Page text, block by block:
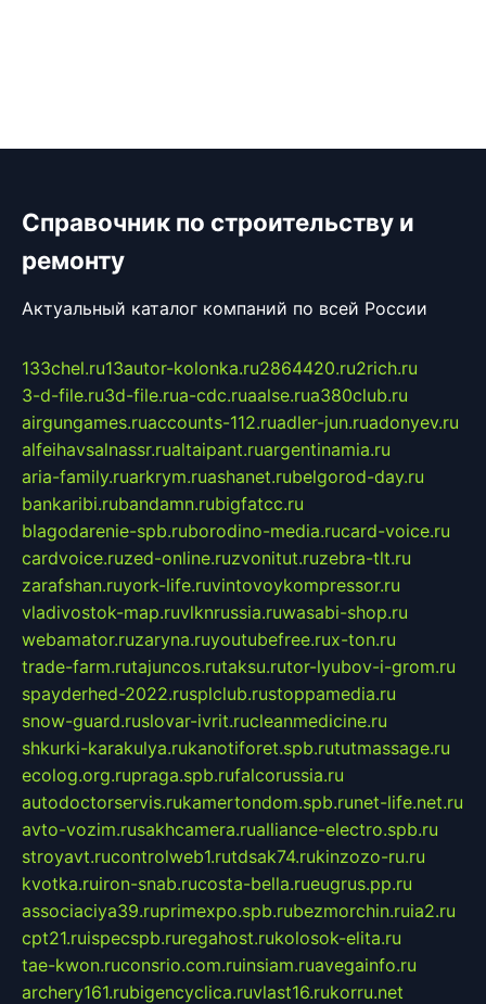
Справочник по строительству и
ремонту
Актуальный каталог компаний по всей России
133chel.ru13autor-kolonka.ru2864420.ru2rich.ru
3-d-file.ru3d-file.rua-cdc.ruaalse.rua380club.ru
airgungames.ruaccounts-112.ruadler-jun.ruadonyev.ru
alfeihavsalnassr.rualtaipant.ruargentinamia.ru
aria-family.ruarkrym.ruashanet.rubelgorod-day.ru
bankaribi.rubandamn.rubigfatcc.ru
blagodarenie-spb.ruborodino-media.rucard-voice.ru
cardvoice.ruzed-online.ruzvonitut.ruzebra-tlt.ru
zarafshan.ruyork-life.ruvintovoykompressor.ru
vladivostok-map.ruvlknrussia.ruwasabi-shop.ru
webamator.ruzaryna.ruyoutubefree.rux-ton.ru
trade-farm.rutajuncos.rutaksu.rutor-lyubov-i-grom.ru
spayderhed-2022.rusplclub.rustoppamedia.ru
snow-guard.ruslovar-ivrit.rucleanmedicine.ru
shkurki-karakulya.rukanotiforet.spb.rututmassage.ru
ecolog.org.rupraga.spb.rufalcorussia.ru
autodoctorservis.rukamertondom.spb.runet-life.net.ru
avto-vozim.rusakhcamera.rualliance-electro.spb.ru
stroyavt.rucontrolweb1.rutdsak74.rukinzozo-ru.ru
kvotka.ruiron-snab.rucosta-bella.rueugrus.pp.ru
associaciya39.ruprimexpo.spb.rubezmorchin.ruia2.ru
cpt21.ruispecspb.ruregahost.rukolosok-elita.ru
tae-kwon.ruconsrio.com.ruinsiam.ruavegainfo.ru
archery161.rubigencyclica.ruvlast16.rukorru.net